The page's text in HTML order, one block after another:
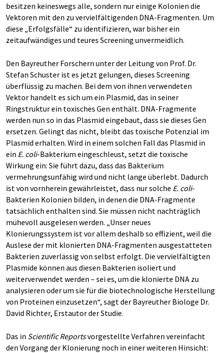
besitzen keineswegs alle, sondern nur einige Kolonien die
Vektoren mit den zu vervielfältigenden DNA-Fragmenten. Um
diese „Erfolgsfälle“ zu identifizieren, war bisher ein
zeitaufwändiges und teures Screening unvermeidlich.
Den Bayreuther Forschern unter der Leitung von Prof. Dr.
Stefan Schuster ist es jetzt gelungen, dieses Screening
überflüssig zu machen. Bei dem von ihnen verwendeten
Vektor handelt es sich um ein Plasmid, das in seiner
Ringstruktur ein toxisches Gen enthält. DNA-Fragmente
werden nun so in das Plasmid eingebaut, dass sie dieses Gen
ersetzen. Gelingt das nicht, bleibt das toxische Potenzial im
Plasmid erhalten. Wird in einem solchen Fall das Plasmid in
ein E. coli-Bakterium eingeschleust, setzt die toxische
Wirkung ein: Sie führt dazu, dass das Bakterium
vermehrungsunfähig wird und nicht lange überlebt. Dadurch
ist von vornherein gewährleistet, dass nur solche E. coli-
Bakterien Kolonien bilden, in denen die DNA-Fragmente
tatsächlich enthalten sind. Sie müssen nicht nachträglich
mühevoll ausgelesen werden. „Unser neues
Klonierungssystem ist vor allem deshalb so effizient, weil die
Auslese der mit klonierten DNA-Fragmenten ausgestatteten
Bakterien zuverlässig von selbst erfolgt. Die vervielfältigten
Plasmide können aus diesen Bakterien isoliert und
weiterverwendet werden – sei es, um die klonierte DNA zu
analysieren oder um sie für die biotechnologische Herstellung
von Proteinen einzusetzen“, sagt der Bayreuther Biologe Dr.
David Richter, Erstautor der Studie.
Das in Scientific Reportsvorgestellte Verfahren vereinfacht
den Vorgang der Klonierung noch in einer weiteren Hinsicht: